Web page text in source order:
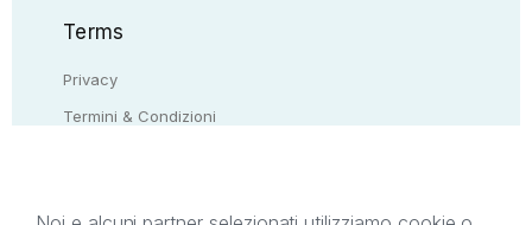
Terms
Privacy
Termini & Condizioni